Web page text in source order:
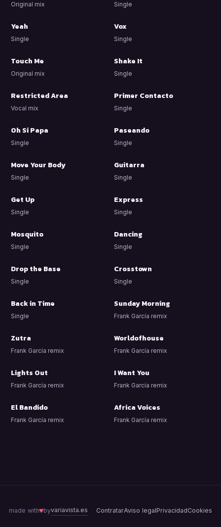
Original mix Single
Yeah
Single
Vox
Single
Touch Me
Original mix
Shake It
Single
Restricted Area
Vocal mix
Primer Contacto
Single
Oh Si Papa
Single
Paseando
Single
Move Your Body
Single
Guitarra
Single
Get Up
Single
Express
Single
Mosquito
Single
Dancing
Single
Drop the Base
Single
Crosstown
Single
Back in Time
Single
Sunday Morning
Frank García remix
Zutra
Frank García remix
Worldofhouse
Frank García remix
Lights Out
Frank García remix
I Want You
Frank García remix
El Bandido
Frank García remix
Africa Voices
Frank García remix
made with♥byvariavista.es ContratarAviso legalPrivacidadCookies